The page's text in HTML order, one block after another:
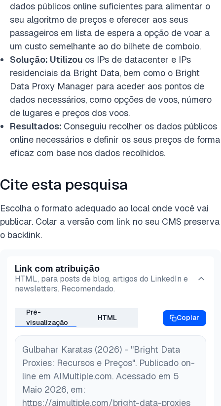
dados públicos online suficientes para alimentar o
seu algoritmo de preços e oferecer aos seus
passageiros em lista de espera a opção de voar a
um custo semelhante ao do bilhete de comboio.
Solução: Utilizou os IPs de datacenter e IPs
residenciais da Bright Data, bem como o Bright
Data Proxy Manager para aceder aos pontos de
dados necessários, como opções de voos, número
de lugares e preços dos voos.
Resultados: Conseguiu recolher os dados públicos
online necessários e definir os seus preços de forma
eficaz com base nos dados recolhidos.
Cite esta pesquisa
Escolha o formato adequado ao local onde você vai
publicar. Colar a versão com link no seu CMS preserva
o backlink.
Link com atribuição
HTML, para posts de blog, artigos do LinkedIn e
newsletters. Recomendado.
Pré-
visualização
HTML Copiar
Gulbahar Karatas (2026) - "Bright Data
Proxies: Recursos e Preços". Publicado on-
line em AIMultiple.com. Acessado em 5
Maio 2026, em:
https://aimultiple.com/bright-data-proxies